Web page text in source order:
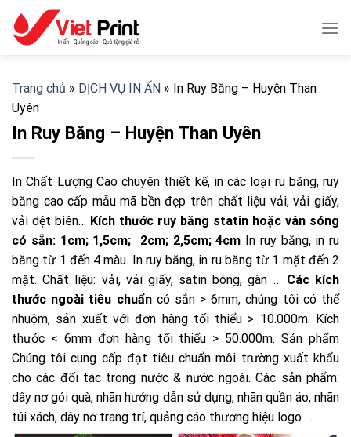
content
Trang chủ » DỊCH VỤ IN ẤN » In Ruy Băng – Huyện Than
Uyên
In Ruy Băng – Huyện Than Uyên
In Chất Lượng Cao chuyên thiết kế, in các loại ru băng, ruy
băng cao cấp mẫu mã bền đẹp trên chất liệu vải, vải giấy,
vải dệt biên… Kích thước ruy băng statin hoặc vân sóng
có sẵn: 1cm; 1,5cm; 2cm; 2,5cm; 4cm In ruy băng, in ru
băng từ 1 đến 4 màu. In ruy băng, in ru băng từ 1 mặt đến 2
mặt. Chất liệu: vải, vải giấy, satin bóng, gân … Các kích
thước ngoài tiêu chuẩncó sẳn > 6mm, chúng tôi có thể
nhuộm, sản xuất với đơn hàng tối thiểu > 10.000m. Kích
thước < 6mm đơn hàng tối thiểu > 50.000m. Sản phẩm
Chúng tôi cung cấp đạt tiêu chuẩn môi trường xuất khẩu
cho các đối tác trong nước & nước ngoài. Các sản phẩm:
dây nơ gói quà, nhãn hướng dẫn sử dụng, nhãn quần áo, nhãn
túi xách, dây nơ trang trí, quảng cáo thương hiệu logo …